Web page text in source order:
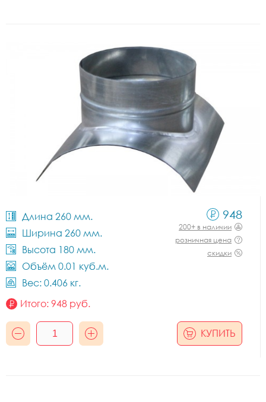
Длина 260 мм.
Ширина 260 мм.
Высота 180 мм.
Объём 0.01 куб.м.
Вес: 0.406 кг.
948
200+ в наличии
розничная цена
скидки
Итого: 948 руб.
КУПИТЬ